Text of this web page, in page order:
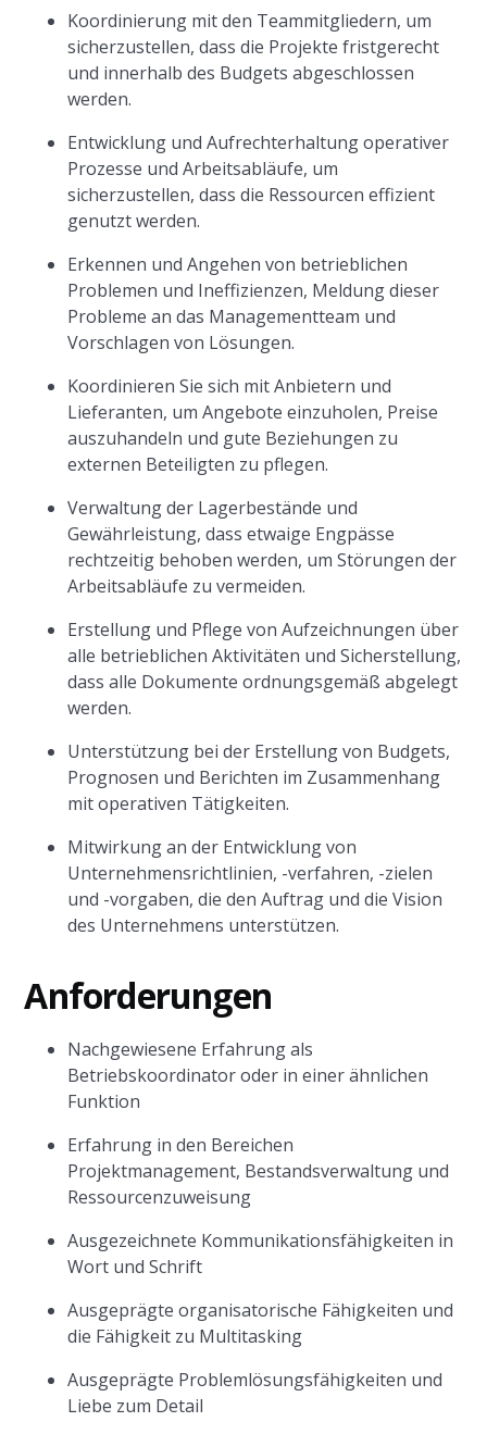
Koordinierung mit den Teammitgliedern, um
sicherzustellen, dass die Projekte fristgerecht
und innerhalb des Budgets abgeschlossen
werden.
Entwicklung und Aufrechterhaltung operativer
Prozesse und Arbeitsabläufe, um
sicherzustellen, dass die Ressourcen effizient
genutzt werden.
Erkennen und Angehen von betrieblichen
Problemen und Ineffizienzen, Meldung dieser
Probleme an das Managementteam und
Vorschlagen von Lösungen.
Koordinieren Sie sich mit Anbietern und
Lieferanten, um Angebote einzuholen, Preise
auszuhandeln und gute Beziehungen zu
externen Beteiligten zu pflegen.
Verwaltung der Lagerbestände und
Gewährleistung, dass etwaige Engpässe
rechtzeitig behoben werden, um Störungen der
Arbeitsabläufe zu vermeiden.
Erstellung und Pflege von Aufzeichnungen über
alle betrieblichen Aktivitäten und Sicherstellung,
dass alle Dokumente ordnungsgemäß abgelegt
werden.
Unterstützung bei der Erstellung von Budgets,
Prognosen und Berichten im Zusammenhang
mit operativen Tätigkeiten.
Mitwirkung an der Entwicklung von
Unternehmensrichtlinien, -verfahren, -zielen
und -vorgaben, die den Auftrag und die Vision
des Unternehmens unterstützen.
Anforderungen
Nachgewiesene Erfahrung als
Betriebskoordinator oder in einer ähnlichen
Funktion
Erfahrung in den Bereichen
Projektmanagement, Bestandsverwaltung und
Ressourcenzuweisung
Ausgezeichnete Kommunikationsfähigkeiten in
Wort und Schrift
Ausgeprägte organisatorische Fähigkeiten und
die Fähigkeit zu Multitasking
Ausgeprägte Problemlösungsfähigkeiten und
Liebe zum Detail